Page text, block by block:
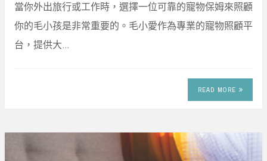
當你外出旅行或工作時，選擇一位可靠的寵物保姆來照顧
你的毛小孩是非常重要的。毛小愛作為專業的寵物照顧平
台，提供大…
READ MORE